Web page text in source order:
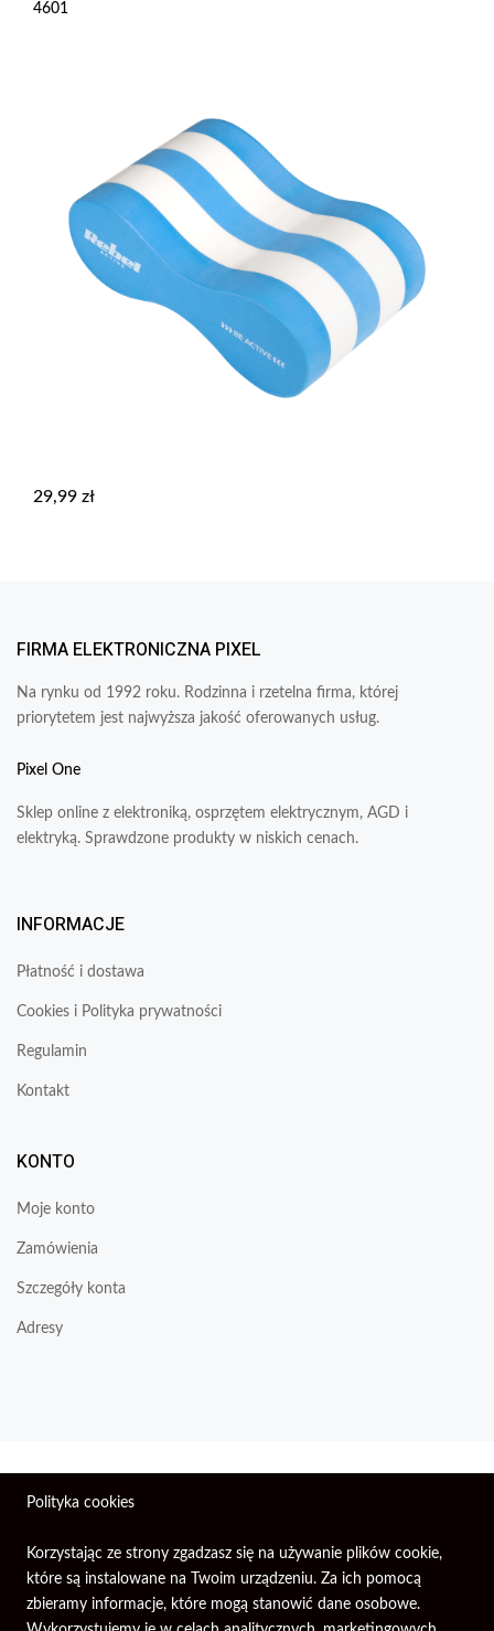
4601
29,99 zł
FIRMA ELEKTRONICZNA PIXEL
Na rynku od 1992 roku. Rodzinna i rzetelna firma, której
priorytetem jest najwyższa jakość oferowanych usług.
Pixel One
Sklep online z elektroniką, osprzętem elektrycznym, AGD i
elektryką. Sprawdzone produkty w niskich cenach.
INFORMACJE
Płatność i dostawa
Cookies i Polityka prywatności
Regulamin
Kontakt
KONTO
Moje konto
Zamówienia
Szczegóły konta
Adresy
Wszelkie prawa zastrzeżone © 2026 | Firma Elektroniczna
Polityka cookies
Korzystając ze strony zgadzasz się na używanie plików cookie,
które są instalowane na Twoim urządzeniu. Za ich pomocą
zbieramy informacje, które mogą stanowić dane osobowe.